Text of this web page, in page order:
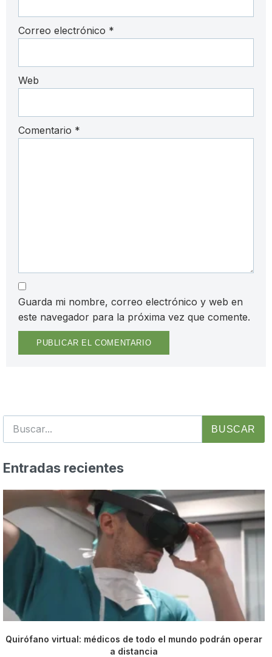
Correo electrónico *
Web
Comentario *
Guarda mi nombre, correo electrónico y web en
este navegador para la próxima vez que comente.
BUSCAR
Entradas recientes
Quirófano virtual: médicos de todo el mundo podrán operar
a distancia